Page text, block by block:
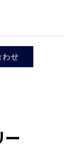
わせ
ー